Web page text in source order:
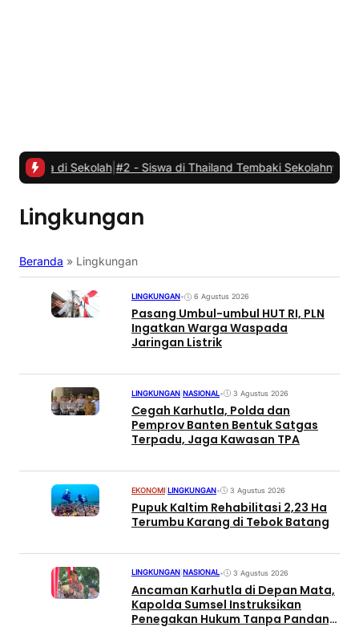
Sekolah #2 -Siswa di Thailand Tembaki Sekolahnya, Tujuh Orang
Lingkungan
Beranda » Lingkungan
LINGKUNGAN• 6 Agustus 2026
Pasang Umbul-umbul HUT RI, PLN
Ingatkan Warga Waspada
Jaringan Listrik
LINGKUNGAN NASIONAL• 3 Agustus 2026
Cegah Karhutla, Polda dan
Pemprov Banten Bentuk Satgas
Terpadu, Jaga Kawasan TPA
EKONOMI LINGKUNGAN• 3 Agustus 2026
Pupuk Kaltim Rehabilitasi 2,23 Ha
Terumbu Karang di Tebok Batang
LINGKUNGAN NASIONAL• 3 Agustus 2026
Ancaman Karhutla di Depan Mata,
Kapolda Sumsel Instruksikan
Penegakan Hukum Tanpa Pandang